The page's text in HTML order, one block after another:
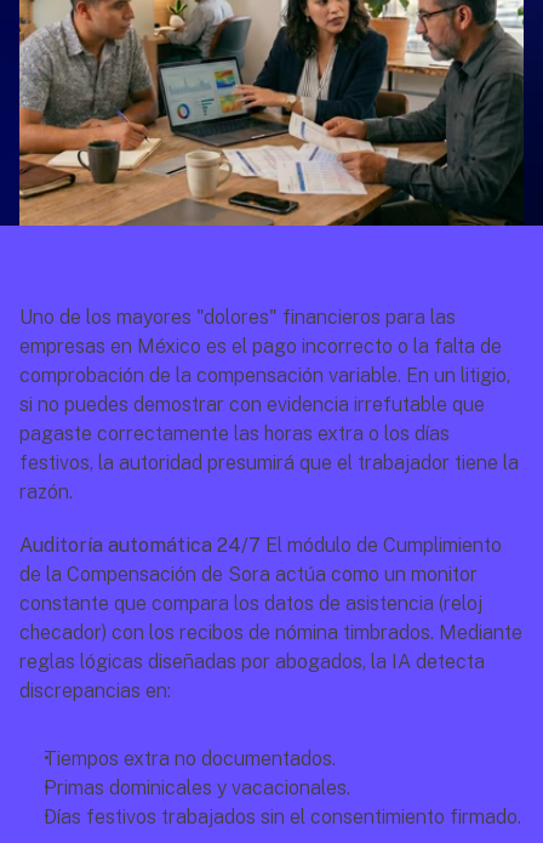
Uno de los mayores "dolores" financieros para las
empresas en México es el pago incorrecto o la falta de
comprobación de la compensación variable. En un litigio,
si no puedes demostrar con evidencia irrefutable que
pagaste correctamente las horas extra o los días
festivos, la autoridad presumirá que el trabajador tiene la
razón.
Auditoría automática 24/7 El módulo de Cumplimiento
de la Compensación de Sora actúa como un monitor
constante que compara los datos de asistencia (reloj
checador) con los recibos de nómina timbrados. Mediante
reglas lógicas diseñadas por abogados, la IA detecta
discrepancias en:
Tiempos extra no documentados.
Primas dominicales y vacacionales.
Días festivos trabajados sin el consentimiento firmado.